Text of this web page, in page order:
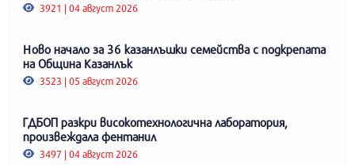
3921 | 04 август 2026
Ново начало за 36 казанлъшки семейства с подкрепата
на Община Казанлък
3523 | 05 август 2026
ГДБОП разкри високотехнологична лаборатория,
произвеждала фентанил
3497 | 04 август 2026